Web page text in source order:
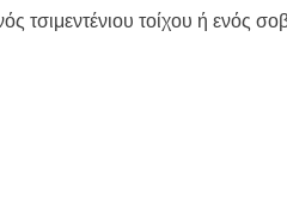
τσιμεντένιου τοίχου ή ενός